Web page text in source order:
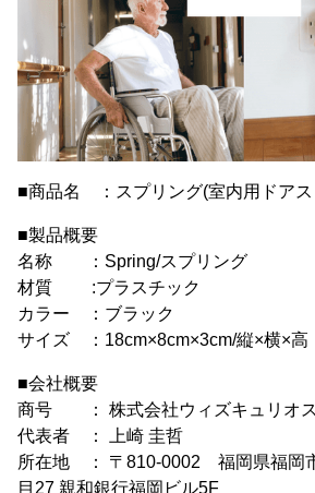
■商品名 ：スプリング(室内用ドアス
■製品概要
名称 ：Spring/スプリング
材質 :プラスチック
カラー ：ブラック
サイズ ：18cm×8cm×3cm/縦×横×高
■会社概要
商号 ： 株式会社ウィズキュリオス
代表者 ： 上崎 圭哲
所在地 ： 〒810-0002 福岡県福岡
目27 親和銀行福岡ビル5F